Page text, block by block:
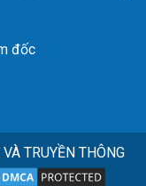
đốc
TRUYỀN THÔNG